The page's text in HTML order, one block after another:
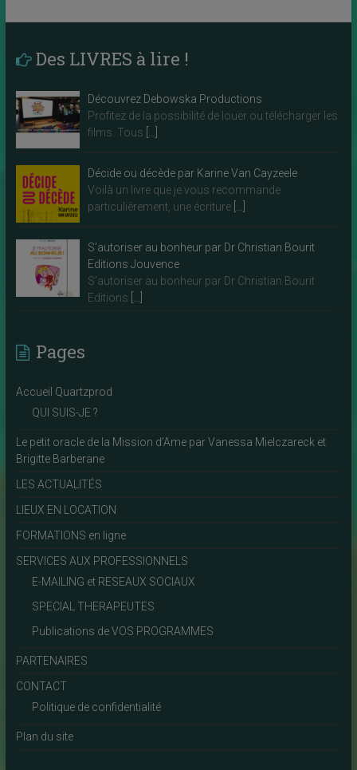
Des LIVRES à lire !
Découvrez Debowska Productions
Profitez de la possibilité de louer ou télécharger les
films. Tous […]
Décide ou décède par Karine Van Cayzeele
Voilà un livre que je vous recommande
particulièrement, une écriture […]
S’autoriser au bonheur par Dr Christian Bourit
Editions Jouvence
S’autoriser au bonheur par Dr Christian Bourit
Editions […]
Pages
Accueil Quartzprod
QUI SUIS-JE ?
Le petit oracle de la Mission d’Ame par Vanessa Mielczareck et
Brigitte Barberane
LES ACTUALITÉS
LIEUX EN LOCATION
FORMATIONS en ligne
SERVICES AUX PROFESSIONNELS
E-MAILING et RESEAUX SOCIAUX
SPECIAL THERAPEUTES
Publications de VOS PROGRAMMES
PARTENAIRES
CONTACT
Politique de confidentialité
Plan du site